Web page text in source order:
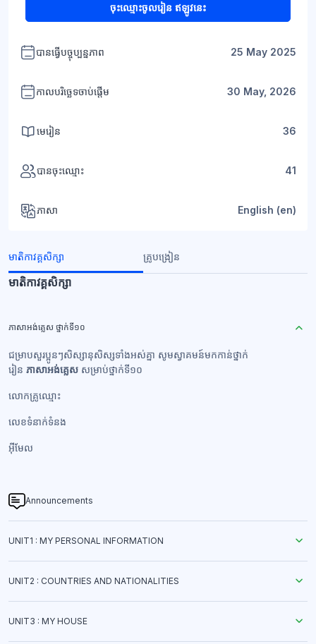
ចុះឈ្មោះចូលរៀន ឥឡូវនេះ
បានធ្វើបច្ចុប្បន្នភាព 25 May 2025
កាលបរិច្ឆេទចាប់ផ្តើម 30 May, 2026
មេរៀន 36
បានចុះឈ្មោះ 41
ភាសា English ‎(en)‎
មាតិកាវគ្គសិក្សា គ្រូបង្រៀន
មាតិកាវគ្គសិក្សា
ភាសាអង់គ្លេស ថ្នាក់ទី១០
ជម្រាបសួរប្អូនៗសិស្សានុសិស្សទាំងអស់គ្នា សូមស្វាគមន៍មកកាន់ថ្នាក់
រៀន ភាសាអង់គ្លេស សម្រាប់ថ្នាក់ទី១០
លោកគ្រូឈ្មោះ
លេខទំនាក់ទំនង​
អ៊ីមែល
Announcements
UNIT1 : MY PERSONAL INFORMATION
UNIT2 : COUNTRIES AND NATIONALITIES
UNIT3 : MY HOUSE